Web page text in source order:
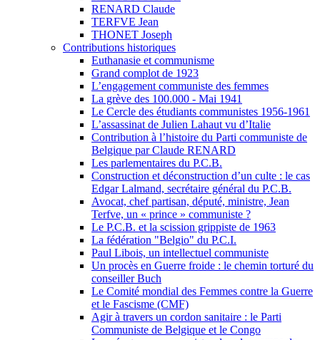
RENARD Claude
TERFVE Jean
THONET Joseph
Contributions historiques
Euthanasie et communisme
Grand complot de 1923
L’engagement communiste des femmes
La grève des 100.000 - Mai 1941
Le Cercle des étudiants communistes 1956-1961
L’assassinat de Julien Lahaut vu d’Italie
Contribution à l’histoire du Parti communiste de
Belgique par Claude RENARD
Les parlementaires du P.C.B.
Construction et déconstruction d’un culte : le cas
Edgar Lalmand, secrétaire général du P.C.B.
Avocat, chef partisan, député, ministre, Jean
Terfve, un « prince » communiste ?
Le P.C.B. et la scission grippiste de 1963
La fédération "Belgio" du P.C.I.
Paul Libois, un intellectuel communiste
Un procès en Guerre froide : le chemin torturé du
conseiller Buch
Le Comité mondial des Femmes contre la Guerre
et le Fascisme (CMF)
Agir à travers un cordon sanitaire : le Parti
Communiste de Belgique et le Congo